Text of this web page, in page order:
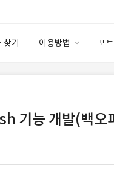
찾기 이용방법 포
이용요금
고객센터
기능 개발(백오